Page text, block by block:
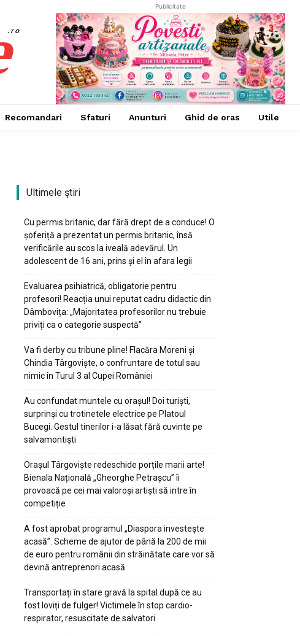
.ro
Publicitate
Recomandari Sfaturi Anunturi Ghid de oras Utile
Ultimele ştiri
Cu permis britanic, dar fără drept de a conduce! O
șoferiță a prezentat un permis britanic, însă
verificările au scos la iveală adevărul. Un
adolescent de 16 ani, prins și el în afara legii
Evaluarea psihiatrică, obligatorie pentru
profesori! Reacția unui reputat cadru didactic din
Dâmbovița: „Majoritatea profesorilor nu trebuie
priviți ca o categorie suspectă”
Va fi derby cu tribune pline! Flacăra Moreni și
Chindia Târgoviște, o confruntare de totul sau
nimic în Turul 3 al Cupei României
Au confundat muntele cu orașul! Doi turiști,
surprinși cu trotinetele electrice pe Platoul
Bucegi. Gestul tinerilor i-a lăsat fără cuvinte pe
salvamontiști
Orașul Târgoviște redeschide porțile marii arte!
Bienala Națională „Gheorghe Petrașcu” îi
provoacă pe cei mai valoroși artiști să intre în
competiție
A fost aprobat programul „Diaspora investește
acasă”. Scheme de ajutor de până la 200 de mii
de euro pentru românii din străinătate care vor să
devină antreprenori acasă
Transportați în stare gravă la spital după ce au
fost loviți de fulger! Victimele în stop cardio-
respirator, resuscitate de salvatori